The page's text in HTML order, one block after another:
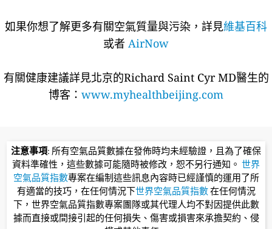
如果你想了解更多有關空氣質量與污染，詳見維基百科
或者 AirNow
有關健康建議詳​​見北京的Richard Saint Cyr MD醫生的
博客： www.myhealthbeijing.com
注意事項: 所有空氣品質數據在發佈時均未經驗證，且為了確保
資料準確性，這些數據可能隨時被修改，恕不另行通知。 世界
空氣品質指數專案在編制這些訊息內容時已經謹慎的運用了所
有適當的技巧，在任何情況下世界空氣品質指數在任何情況
下，世界空氣品質指數專案團隊或其代理人均不對因提供此數
據而直接或間接引起的任何損失、傷害或損害來承擔契約、侵